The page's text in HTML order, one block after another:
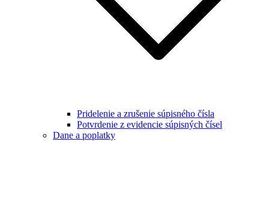
Pridelenie a zrušenie súpisného čísla
Potvrdenie z evidencie súpisných čísel
Dane a poplatky